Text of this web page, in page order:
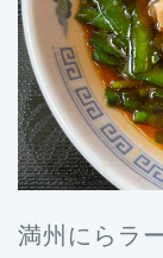
満州にらラ